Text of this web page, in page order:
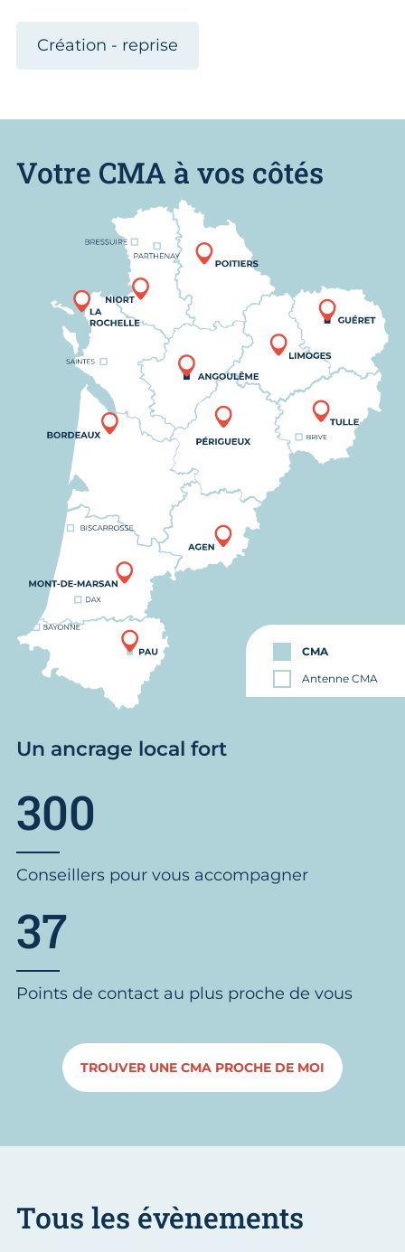
Création - reprise
Votre CMA à vos côtés
CMA
Antenne CMA
Un ancrage local fort
300
Conseillers pour vous accompagner
37
Points de contact au plus proche de vous
TROUVER UNE CMA PROCHE DE MOI
Tous les évènements